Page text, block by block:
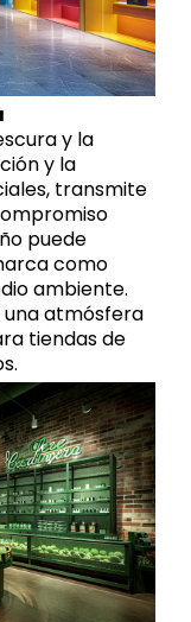
y la
y la
transmite
puede
como
ambiente.
atmósfera
tiendas de